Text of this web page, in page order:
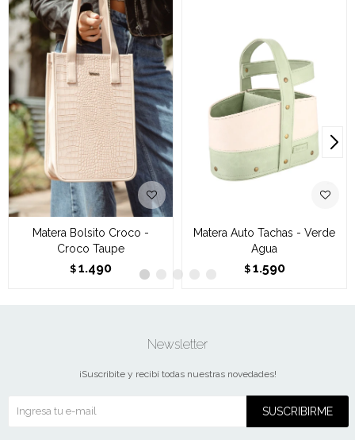
Matera Bolsito Croco -
Croco Taupe
$ 1.490
Matera Auto Tachas - Verde
Agua
$ 1.590
Newsletter
¡Suscribite y recibí todas nuestras novedades!
SUSCRIBIRME